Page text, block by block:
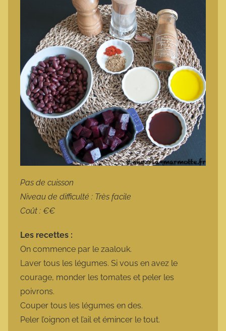
Pas de cuisson
Niveau de difficulté : Très facile
Coût : €€
Les recettes :
On commence par le zaalouk.
Laver tous les légumes. Si vous en avez le
courage, monder les tomates et peler les
poivrons.
Couper tous les légumes en des.
Peler l’oignon et l’ail et émincer le tout.